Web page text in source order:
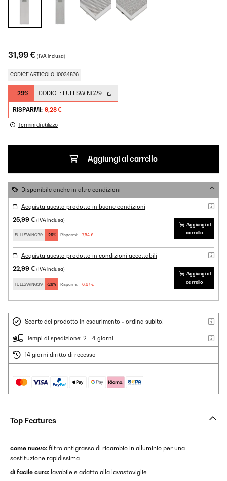
31,99 € (IVA inclusa)
CODICE ARTICOLO: 10034876
-29% CODICE: FULLSWING29
RISPARMI: 9,28 €
Termini di utilizzo
Aggiungi al carrello
Disponibile anche in altre condizioni
Acquista questo prodotto in buone condizioni
25,99 € (IVA inclusa)
FULLSWING29 -29% Risparmi: 7,54 €
Aggiungi al
carrello
Acquista questo prodotto in condizioni accettabili
22,99 € (IVA inclusa)
FULLSWING29 -29% Risparmi: 6,67 €
Aggiungi al
carrello
Scorte del prodotto in esaurimento - ordina subito!
Tempi di spedizione: 2 - 4 giorni
14 giorni diritto di recesso
Top Features
come nuovo: filtro antigrasso di ricambio in alluminio per una
sostituzione rapidissima
di facile cura: lavabile e adatto alla lavastoviglie